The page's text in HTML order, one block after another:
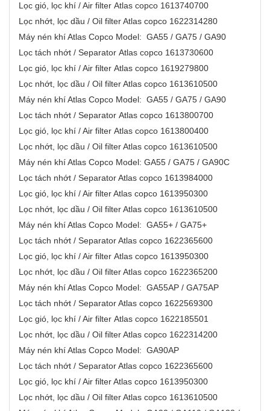
Lọc gió, lọc khí / Air filter Atlas copco 1613740700
Lọc nhớt, lọc dầu / Oil filter Atlas copco 1622314280
Máy nén khí Atlas Copco Model: GA55 / GA75 / GA90
Lọc tách nhớt / Separator Atlas copco 1613730600
Lọc gió, lọc khí / Air filter Atlas copco 1619279800
Lọc nhớt, lọc dầu / Oil filter Atlas copco 1613610500
Máy nén khí Atlas Copco Model: GA55 / GA75 / GA90
Lọc tách nhớt / Separator Atlas copco 1613800700
Lọc gió, lọc khí / Air filter Atlas copco 1613800400
Lọc nhớt, lọc dầu / Oil filter Atlas copco 1613610500
Máy nén khí Atlas Copco Model: GA55 / GA75 / GA90C
Lọc tách nhớt / Separator Atlas copco 1613984000
Lọc gió, lọc khí / Air filter Atlas copco 1613950300
Lọc nhớt, lọc dầu / Oil filter Atlas copco 1613610500
Máy nén khí Atlas Copco Model: GA55+ / GA75+
Lọc tách nhớt / Separator Atlas copco 1622365600
Lọc gió, lọc khí / Air filter Atlas copco 1613950300
Lọc nhớt, lọc dầu / Oil filter Atlas copco 1622365200
Máy nén khí Atlas Copco Model: GA55AP / GA75AP
Lọc tách nhớt / Separator Atlas copco 1622569300
Lọc gió, lọc khí / Air filter Atlas copco 1622185501
Lọc nhớt, lọc dầu / Oil filter Atlas copco 1622314200
Máy nén khí Atlas Copco Model: GA90AP
Lọc tách nhớt / Separator Atlas copco 1622365600
Lọc gió, lọc khí / Air filter Atlas copco 1613950300
Lọc nhớt, lọc dầu / Oil filter Atlas copco 1613610500